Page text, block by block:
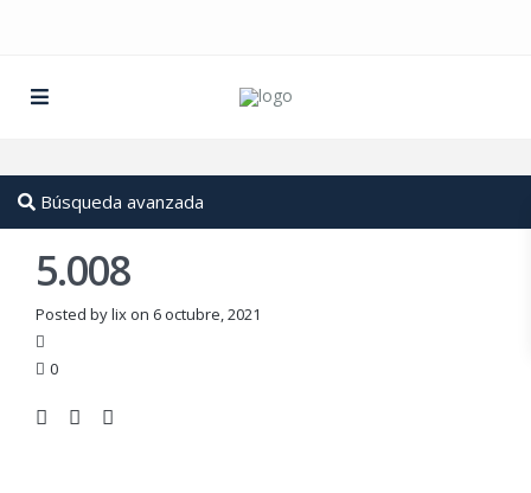
Búsqueda avanzada
5.008
Posted by lix on 6 octubre, 2021
0